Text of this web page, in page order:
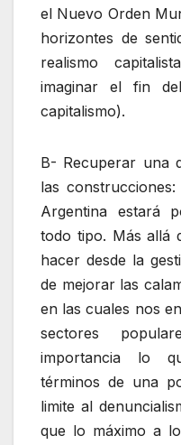
el Nuevo Orden
horizontes de
realismo
imaginar el fin
capitalismo).
B- Recuperar una
las
Argentina estará
todo tipo. Más allá
hacer desde la
de mejorar las
en las cuales nos
sectores
importancia lo
términos de una
limite al
que lo máximo a